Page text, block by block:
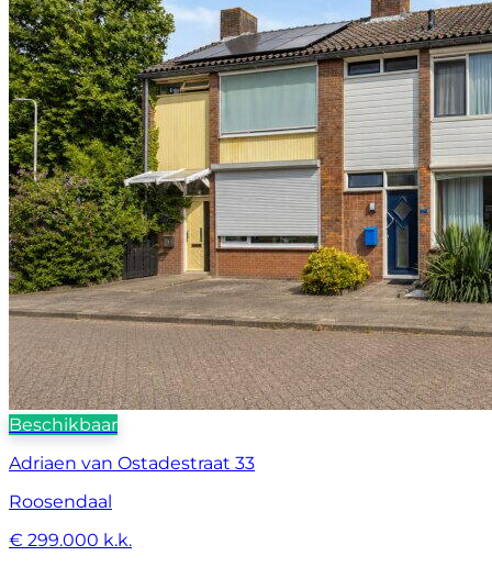
Beschikbaar
Adriaen van Ostadestraat 33
Roosendaal
€ 299.000 k.k.